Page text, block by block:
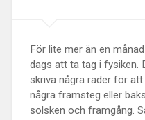
För lite mer än en
dags att ta tag i fysiken.
skriva några rader för
några framsteg eller
solsken och framgång.